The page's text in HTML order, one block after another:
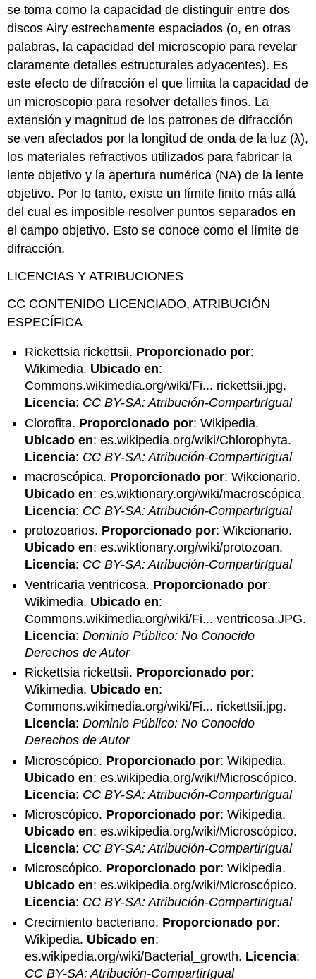
se toma como la capacidad de distinguir entre dos
discos Airy estrechamente espaciados (o, en otras
palabras, la capacidad del microscopio para revelar
claramente detalles estructurales adyacentes). Es
este efecto de difracción el que limita la capacidad de
un microscopio para resolver detalles finos. La
extensión y magnitud de los patrones de difracción
se ven afectados por la longitud de onda de la luz (λ),
los materiales refractivos utilizados para fabricar la
lente objetivo y la apertura numérica (NA) de la lente
objetivo. Por lo tanto, existe un límite finito más allá
del cual es imposible resolver puntos separados en
el campo objetivo. Esto se conoce como el límite de
difracción.
LICENCIAS Y ATRIBUCIONES
CC CONTENIDO LICENCIADO, ATRIBUCIÓN
ESPECÍFICA
Rickettsia rickettsii. Proporcionado por:
Wikimedia. Ubicado en:
Commons.wikimedia.org/wiki/Fi... rickettsii.jpg.
Licencia: CC BY-SA: Atribución-CompartirIgual
Clorofita. Proporcionado por: Wikipedia.
Ubicado en: es.wikipedia.org/wiki/Chlorophyta.
Licencia: CC BY-SA: Atribución-CompartirIgual
macroscópica. Proporcionado por: Wikcionario.
Ubicado en: es.wiktionary.org/wiki/macroscópica.
Licencia: CC BY-SA: Atribución-CompartirIgual
protozoarios. Proporcionado por: Wikcionario.
Ubicado en: es.wiktionary.org/wiki/protozoan.
Licencia: CC BY-SA: Atribución-CompartirIgual
Ventricaria ventricosa. Proporcionado por:
Wikimedia. Ubicado en:
Commons.wikimedia.org/wiki/Fi... ventricosa.JPG.
Licencia:Dominio Público: No Conocido
Derechos de Autor
Rickettsia rickettsii. Proporcionado por:
Wikimedia. Ubicado en:
Commons.wikimedia.org/wiki/Fi... rickettsii.jpg.
Licencia:Dominio Público: No Conocido
Derechos de Autor
Microscópico. Proporcionado por: Wikipedia.
Ubicado en: es.wikipedia.org/wiki/Microscópico.
Licencia: CC BY-SA: Atribución-CompartirIgual
Microscópico. Proporcionado por: Wikipedia.
Ubicado en: es.wikipedia.org/wiki/Microscópico.
Licencia: CC BY-SA: Atribución-CompartirIgual
Microscópico. Proporcionado por: Wikipedia.
Ubicado en: es.wikipedia.org/wiki/Microscópico.
Licencia: CC BY-SA: Atribución-CompartirIgual
Crecimiento bacteriano. Proporcionado por:
Wikipedia. Ubicado en:
es.wikipedia.org/wiki/Bacterial_growth. Licencia:
CC BY-SA: Atribución-CompartirIgual